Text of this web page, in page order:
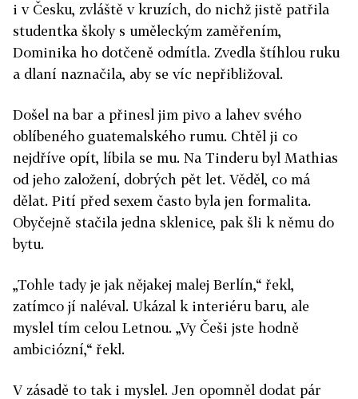
i v Česku, zvláště v kruzích, do nichž jistě patřila
studentka školy s uměleckým zaměřením,
Dominika ho dotčeně odmítla. Zvedla štíhlou ruku
a dlaní naznačila, aby se víc nepřibližoval.
Došel na bar a přinesl jim pivo a lahev svého
oblíbeného guatemalského rumu. Chtěl ji co
nejdříve opít, líbila se mu. Na Tinderu byl Mathias
od jeho založení, dobrých pět let. Věděl, co má
dělat. Pití před sexem často byla jen formalita.
Obyčejně stačila jedna sklenice, pak šli k němu do
bytu.
„Tohle tady je jak nějakej malej Berlín,“ řekl,
zatímco jí naléval. Ukázal k interiéru baru, ale
myslel tím celou Letnou. „Vy Češi jste hodně
ambiciózní,“ řekl.
V zásadě to tak i myslel. Jen opomněl dodat pár